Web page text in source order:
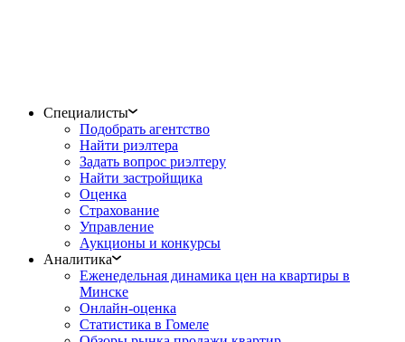
Специалисты
Подобрать агентство
Найти риэлтера
Задать вопрос риэлтеру
Найти застройщика
Оценка
Страхование
Управление
Аукционы и конкурсы
Аналитика
Еженедельная динамика цен на квартиры в
Минске
Онлайн-оценка
Статистика в Гомеле